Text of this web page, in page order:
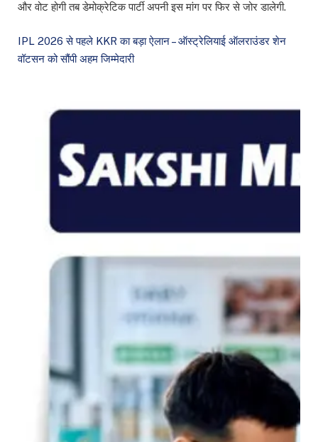
और वोट होगी तब डेमोक्रेटिक पार्टी अपनी इस मांग पर फिर से जोर डालेगी.
IPL 2026 से पहले KKR का बड़ा ऐलान – ऑस्ट्रेलियाई ऑलराउंडर शेन
वॉटसन को सौंपी अहम जिम्मेदारी